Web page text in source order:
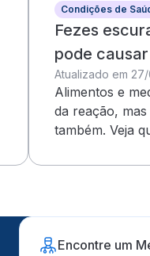
Condições de
Fezes
pode
Atualizado em
Alimentos e
da reação,
também. Veja
Encontre um